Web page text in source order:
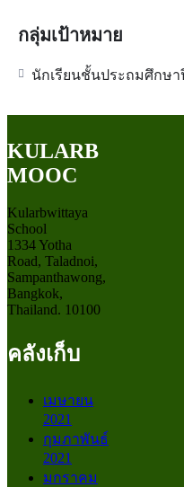
กลุ่มเป้าหมาย
นักเรียนชั้นประถมศึกษา
KULARB
MOOC
Kularbwittaya
School
1334 Yotha
Road, Taladnoi,
Sampanthawong,
Bangkok,
Thailand. 10100
คลังเก็บ
เมษายน
2021
กุมภาพันธ์
2021
มกราคม